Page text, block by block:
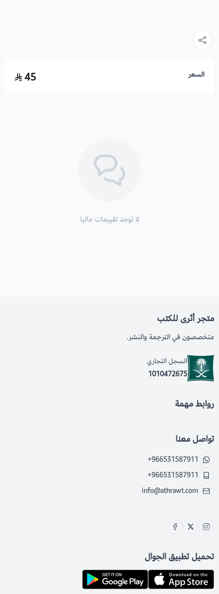
السعر 45
لا توجد تقييمات حاليا
متجر أثرى للكتب
متخصصون في الترجمة والنشر.
السجل التجاري
1010472675
روابط مهمة
تواصل معنا
+966531587911
+966531587911
info@athrawt.com
تحميل تطبيق الجوال